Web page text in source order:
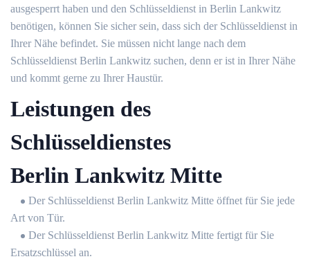
ausgesperrt haben und den Schlüsseldienst in Berlin Lankwitz
benötigen, können Sie sicher sein, dass sich der Schlüsseldienst in
Ihrer Nähe befindet. Sie müssen nicht lange nach dem
Schlüsseldienst Berlin Lankwitz suchen, denn er ist in Ihrer Nähe
und kommt gerne zu Ihrer Haustür.
Leistungen des
Schlüsseldienstes
Berlin Lankwitz Mitte
Der Schlüsseldienst Berlin Lankwitz Mitte öffnet für Sie jede
Art von Tür.
Der Schlüsseldienst Berlin Lankwitz Mitte fertigt für Sie
Ersatzschlüssel an.